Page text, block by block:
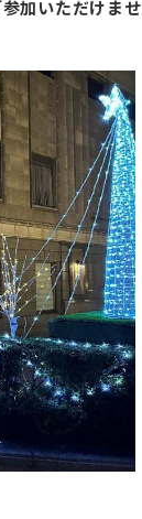
加いただけませ